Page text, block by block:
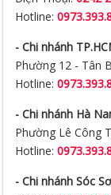
Hotline:
- Chi nhánh
Phường 12 - Tân
Hotline:
- Chi nhánh Hà
Phường Lê Công
Hotline:
- Chi nhánh Sóc